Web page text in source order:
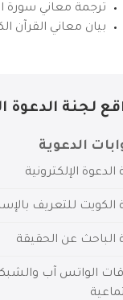
ترجمة معاني سورة
بيان معاني القرآن
لجنة الدعوة
الدعوية
الدعوة الإلكترونية
الكويت للتعريف
الباحث عن الحقيقة
الواتس آب